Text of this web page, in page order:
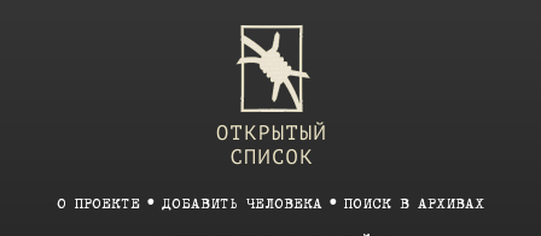
О ПРОЕКТЕ ДОБАВИТЬ ЧЕЛОВЕКА ПОИСК В АРХИВАХ